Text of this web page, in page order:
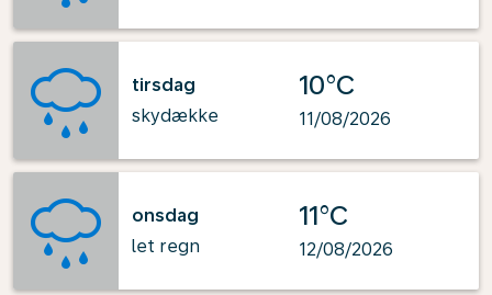
tirsdag
skydække
10°C
11/08/2026
onsdag
let regn
11°C
12/08/2026